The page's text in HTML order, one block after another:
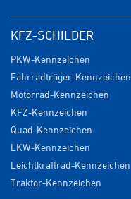
KFZ-SCHILDER
PKW-Kennzeichen
Fahrradträger-Kennzeichen
Motorrad-Kennzeichen
KFZ-Kennzeichen
Quad-Kennzeichen
LKW-Kennzeichen
Leichtkraftrad-Kennzeichen
Traktor-Kennzeichen